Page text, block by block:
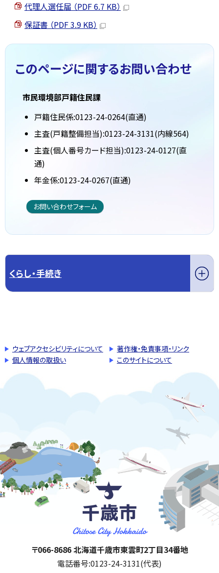
代理人選任届 （PDF 6.7 KB）
保証書 （PDF 3.9 KB）
このページに関するお問い合わせ
市民環境部戸籍住民課
戸籍住民係:0123-24-0264(直通)
主査(戸籍整備担当):0123-24-3131(内線564)
主査(個人番号カード担当):0123-24-0127(直
通)
年金係:0123-24-0267(直通)
お問い合わせフォーム
くらし・手続き
ウェブアクセシビリティについて
著作権・免責事項・リンク
個人情報の取扱い
このサイトについて
千歳市
住所:
〒066-8686 北海道千歳市東雲町2丁目34番地
電話番号:0123-24-3131(代表)